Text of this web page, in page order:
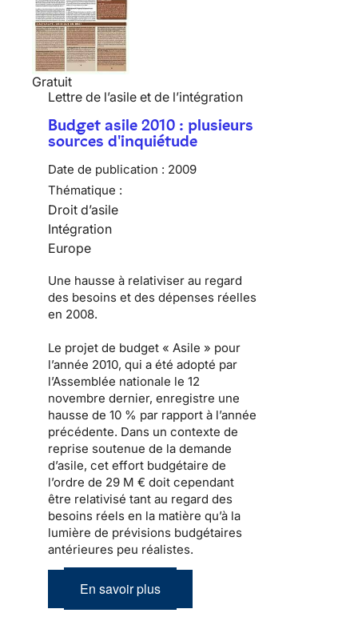
Gratuit
Lettre de l’asile et de l’intégration
Budget asile 2010 : plusieurs
sources d'inquiétude
Date de publication : 2009
Thématique :
Droit d’asile
Intégration
Europe
Une hausse à relativiser au regard
des besoins et des dépenses réelles
en 2008.
Le projet de budget « Asile » pour
l’année 2010, qui a été adopté par
l’Assemblée nationale le 12
novembre dernier, enregistre une
hausse de 10 % par rapport à l’année
précédente. Dans un contexte de
reprise soutenue de la demande
d’asile, cet effort budgétaire de
l’ordre de 29 M € doit cependant
être relativisé tant au regard des
besoins réels en la matière qu’à la
lumière de prévisions budgétaires
antérieures peu réalistes.
En savoir plus